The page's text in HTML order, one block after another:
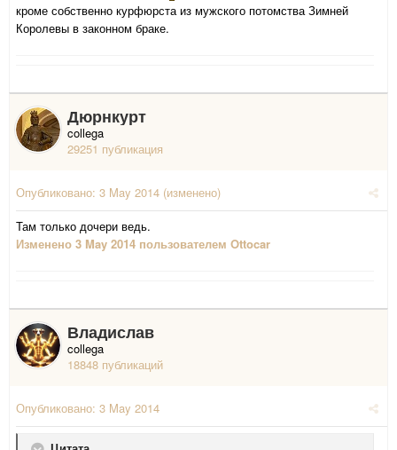
кроме собственно курфюрста из мужского потомства Зимней
Королевы в законном браке.
Дюрнкурт
collega
29251 публикация
Опубликовано: 3 May 2014 (изменено)
Там только дочери ведь.
Изменено 3 May 2014 пользователем Ottocar
Владислав
collega
18848 публикаций
Опубликовано: 3 May 2014